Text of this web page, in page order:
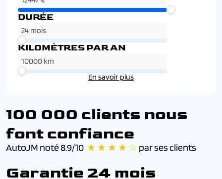
DURÉE
KILOMÈTRES PAR AN
En savoir plus
100 000 clients nous
font confiance
AutoJM noté 8.9/10 ★ ★ ★ ★ ☆ par ses clients
Garantie 24 mois